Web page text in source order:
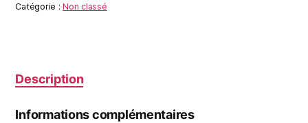
Catégorie :Non classé
Description
Informations complémentaires